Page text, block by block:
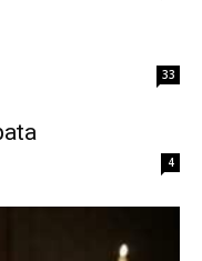
33
4